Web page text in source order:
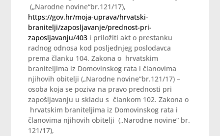
(„Narodne novine“br.121/17),
https://gov.hr/moja-uprava/hrvatski-
branitelji/zaposljavanje/prednost-pri-
zaposljavanju/403 i priložiti akt o prestanku
radnog odnosa kod posljednjeg poslodavca
prema članku 104. Zakona o hrvatskim
braniteljima iz Domovinskog rata i članovima
njihovih obitelji („Narodne novine“br.121/17) –
osoba koja se poziva na pravo prednosti pri
zapošljavanju u skladu s člankom 102. Zakona o
hrvatskim braniteljima iz Domovinskog rata i
članovima njihovih obitelji („Narodne novine“ br.
121/17),